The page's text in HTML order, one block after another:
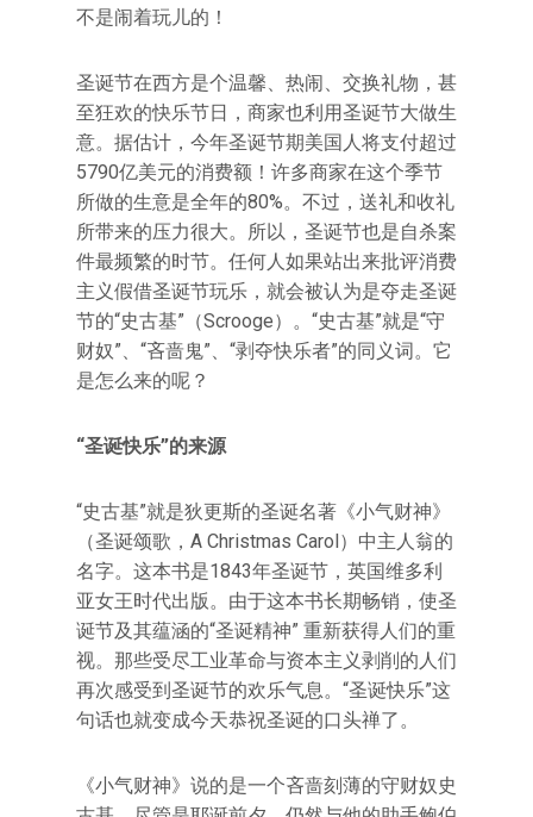
不是闹着玩儿的！
圣诞节在西方是个温馨、热闹、交换礼物，甚
至狂欢的快乐节日，商家也利用圣诞节大做生
意。据估计，今年圣诞节期美国人将支付超过
5790亿美元的消费额！许多商家在这个季节
所做的生意是全年的80%。不过，送礼和收礼
所带来的压力很大。所以，圣诞节也是自杀案
件最频繁的时节。任何人如果站出来批评消费
主义假借圣诞节玩乐，就会被认为是夺走圣诞
节的“史古基”（Scrooge）。“史古基”就是“守
财奴”、“吝啬鬼”、“剥夺快乐者”的同义词。它
是怎么来的呢？
“圣诞快乐”的来源
“史古基”就是狄更斯的圣诞名著《小气财神》
（圣诞颂歌，A Christmas Carol）中主人翁的
名字。这本书是1843年圣诞节，英国维多利
亚女王时代出版。由于这本书长期畅销，使圣
诞节及其蕴涵的“圣诞精神” 重新获得人们的重
视。那些受尽工业革命与资本主义剥削的人们
再次感受到圣诞节的欢乐气息。“圣诞快乐”这
句话也就变成今天恭祝圣诞的口头禅了。
《小气财神》说的是一个吝啬刻薄的守财奴史